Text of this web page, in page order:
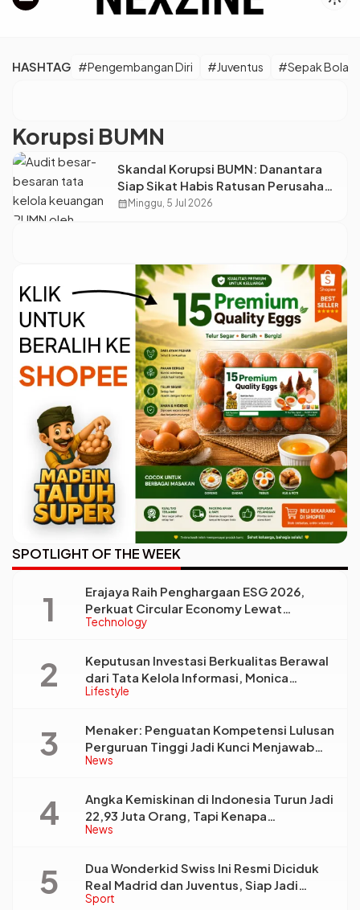
HASHTAG #Pengembangan Diri #Juventus #Sepak Bola
Korupsi BUMN
Skandal Korupsi BUMN: Danantara
Siap Sikat Habis Ratusan Perusahaan
Pelat Merah!
calendar_month Minggu, 5 Jul 2026
SPOTLIGHT OF THE WEEK
Technology
Erajaya Raih Penghargaan ESG 2026,
Perkuat Circular Economy Lewat
Pengelolaan Limbah Berkelanjutan
Lifestyle
Keputusan Investasi Berkualitas Berawal
dari Tata Kelola Informasi, Monica
Triyadi: Bukan Sekadar Analisis
News
Menaker: Penguatan Kompetensi Lulusan
Perguruan Tinggi Jadi Kunci Menjawab
Kebutuhan Dunia Kerja
News
Angka Kemiskinan di Indonesia Turun Jadi
22,93 Juta Orang, Tapi Kenapa
Ketimpangan Desa dan Kota Malah Makin
Sport
Dua Wonderkid Swiss Ini Resmi Diciduk
Real Madrid dan Juventus, Siap Jadi
Bintang Baru Eropa